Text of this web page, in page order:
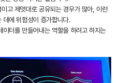
고 제멋대로 공유되는 경우가 많아, 이런
데에 위험성이 증가합니다.
터를 만들어내는 역할을 하려고 하지는